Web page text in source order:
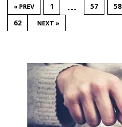
« PREV 1 … 57 58
62
NEXT »